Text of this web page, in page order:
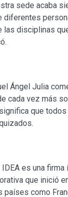
sede acaba
diferentes
las disciplinas
Ángel Julia
cada vez más
que
IDEA es una
que inició
países como